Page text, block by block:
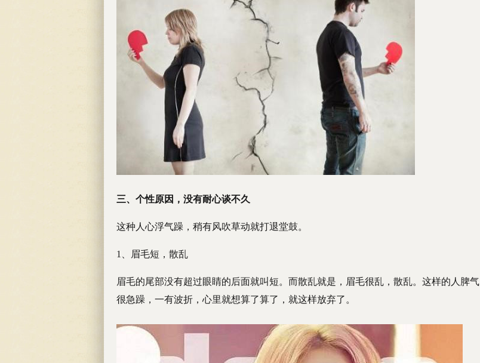
三、个性原因，没有耐心谈不久
这种人心浮气躁，稍有风吹草动就打退堂鼓。
1、眉毛短，散乱
眉毛的尾部没有超过眼睛的后面就叫短。而散乱就是，眉毛很乱，散乱。这样的人脾气
很急躁，一有波折，心里就想算了算了，就这样放弃了。